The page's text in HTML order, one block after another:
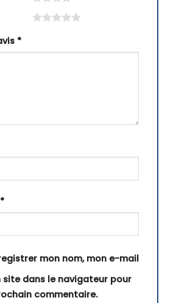
*
*
mon nom, mon e-mail
site dans le navigateur pour
commentaire.